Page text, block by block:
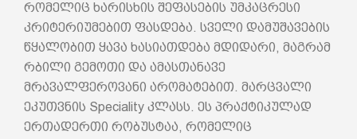
რომელიც ხარისხის შეფასების უმკაცრესი
კრიტერიუმებით ფასდება. სველი დამუშავების
წყალობით ყავა ხასიათდება მდიდარი, მაგრამ
რბილი გემოთი და ამასთანავე
მრავალფეროვანი არომატებით. მარცვალი
ეკუთვნის Speciality კლასს. ეს პრაქტიკულად
ერთადერთი რობუსტაა, რომელიც